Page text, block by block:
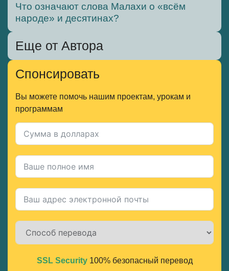
Что означают слова Малахи о «всём
народе» и десятинах?
Еще от Автора
Спонсировать
Вы можете помочь нашим проектам, урокам и
программам
Alternative:
SSL Security100% безопасный перевод